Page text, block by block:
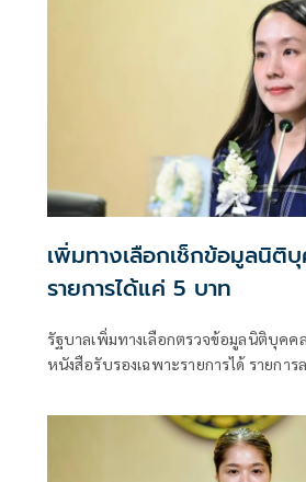
เพิ่มทางเลือกเช็กข้อมูลนิติ
รายการได้แค่ 5 บาท
รัฐบาลเพิ่มทางเลือกตรวจข้อมูลนิติบุคค
หนังสือรับรองเฉพาะรายการได้ รายกา